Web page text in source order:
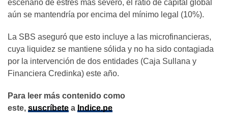
escenario de estrés más severo, el ratio de capital global
aún se mantendría por encima del mínimo legal (10%).
La SBS aseguró que esto incluye a las microfinancieras,
cuya liquidez se mantiene sólida y no ha sido contagiada
por la intervención de dos entidades (Caja Sullana y
Financiera Credinka) este año.
Para leer más contenido como
este, suscríbete a Indice.pe